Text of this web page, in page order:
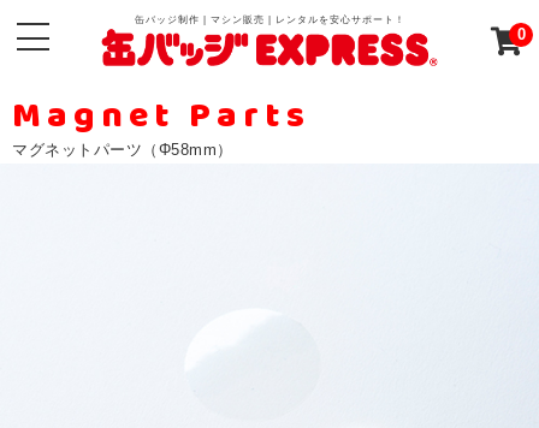
缶バッジ制作 | マシン販売 | レンタルを安心サポート！
0
Magnet Parts
マグネットパーツ（Φ58mm）